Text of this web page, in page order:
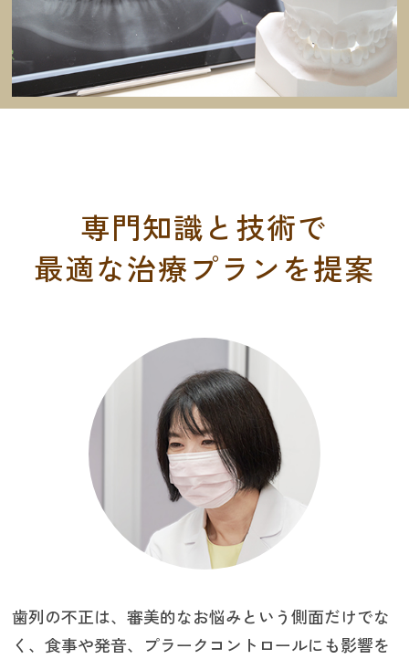
専門知識と技術で
最適な治療プランを提案
歯列の不正は、審美的なお悩みという側面だけでな
く、食事や発音、プラークコントロールにも影響を